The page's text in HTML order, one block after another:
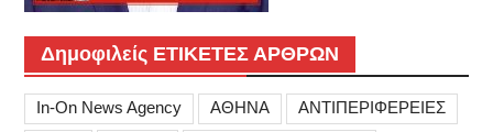
Δημοφιλείς ΕΤΙΚΕΤΕΣ ΑΡΘΡΩΝ
In-On News Agency ΑΘΗΝΑ
ΑΝΤΙΠΕΡΙΦΕΡΕΙΕΣ